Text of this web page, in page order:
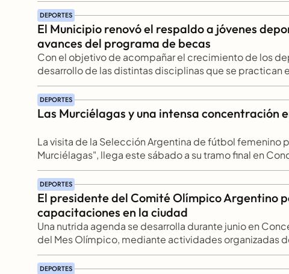
aportes a pilotos de automovilismo cumplida ayer en
intendente José Eduardo Lauritto.
DEPORTES
El Municipio renovó el respaldo a jóvenes
avances del programa de becas
Con el objetivo de acompañar el crecimiento de los
desarrollo de las distintas disciplinas que se practican
de Concepción del Uruguay realizó este martes una
correspondiente al Programa de Becas Deportivas. La
que, gracias a su esfuerzo, compromiso y resultados,
competencias de diferentes niveles.
DEPORTES
Las Murciélagas y una intensa concentración
La visita de la Selección Argentina de fútbol femenino
Murciélagas", llega este sábado a su tramo final en
tres jornadas de entrenamientos, intercambio de
la comunidad que despertaron un marcado interés
vecinos. Se trata de una iniciativa respaldada por la
Uruguay a través de la Secretaría de Deportes y la
con Discapacidad.
DEPORTES
El presidente del Comité Olímpico Argentino
capacitaciones en la ciudad
Una nutrida agenda se desarrolla durante junio en
del Mes Olímpico, mediante actividades organizadas
Municipalidad e instituciones locales y nacionales
DEPORTES